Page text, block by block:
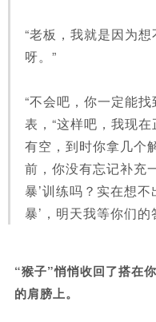
“老板，我就是因为
呀。”
“不会吧，你一定能
表，“这样吧，我现
有空，到时你拿几个
前，你没有忘记补充
暴’训练吗？实在想
暴’，明天我等你们的
“猴子”悄悄收回了搭在
的肩膀上。